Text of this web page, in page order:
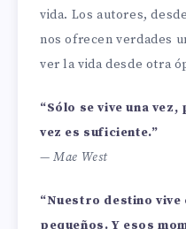
vida. Los autores,
nos ofrecen verdades
ver la vida desde otra
“Sólo se vive una
vez es suficiente.”
—Mae West
“Nuestro destino vive
pequeños. Y esos